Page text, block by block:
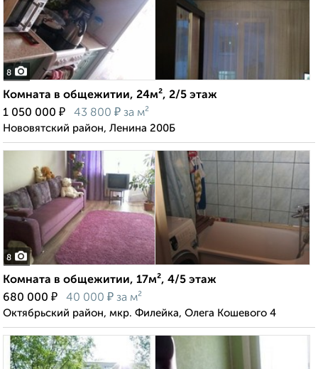
8
Комната в общежитии, 24м², 2/5 этаж
1 050 000 ₽ 43 800 ₽ за м²
Нововятский район, Ленина 200Б
8
Комната в общежитии, 17м², 4/5 этаж
680 000 ₽ 40 000 ₽ за м²
Октябрьский район, мкр. Филейка, Олега Кошевого 4